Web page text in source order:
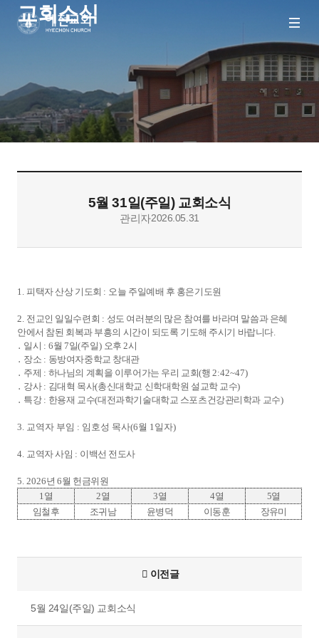
메뉴
열기
교회소식
5월 31일(주일) 교회소식
관리자2026.05.31
1. 피택자 산상 기도회 : 오늘 주일예배 후 홍은기도원
2. 전교인 일일수련회 : 성도 여러분의 많은 참여를 바라며 말씀과 은혜
안에서 참된 회복과 부흥의 시간이 되도록 기도해 주시기 바랍니다.
․ 일시 : 6월 7일(주일) 오후2시
․ 장소 : 동방여자중학교 창대관
․ 주제 : 하나님의 계획을 이루어가는 우리 교회(행2:42~47)
․ 강사 : 김대혁 목사(총신대학교 신학대학원 설교학 교수)
․ 특강 : 한용재 교수(대전과학기술대학교 스포츠건강관리학과 교수)
3. 교역자 부임 : 임호성 목사(6월 1일자)
4. 교역자 사임 : 이백선 전도사
5. 2026년6월 헌금위원
1열 2열 3열 4열 5열
임철후
조귀남 윤병덕 이동훈 장유미
이전글
5월 24일(주일) 교회소식